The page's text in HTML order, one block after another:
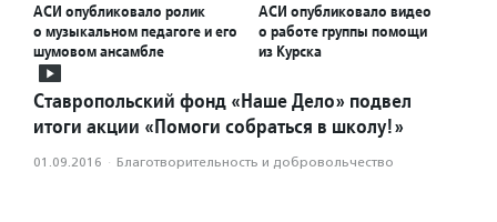
АСИ опубликовало ролик
о музыкальном педагоге и его
шумовом ансамбле
АСИ опубликовало видео
о работе группы помощи
из Курска
Ставропольский фонд «Наше Дело» подвел
итоги акции «Помоги собраться в школу!»
01.09.2016 · Благотвори­тель­ность и доброволь­чест­во